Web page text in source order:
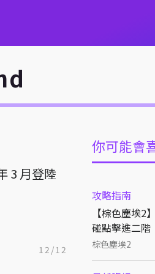
你可能會
攻略指南
【棕色塵埃2
碰點擊進二階
棕色塵埃2
3 月登陸
12/12